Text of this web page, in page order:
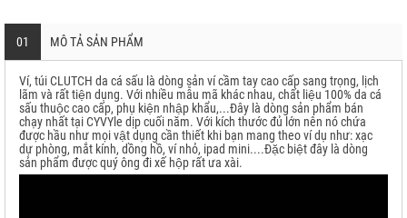
01 MÔ TẢ SẢN PHẨM
Ví, túi CLUTCH da cá sấu là dòng sản ví cầm tay cao cấp sang trọng, lịch
lãm và rất tiện dụng. Với nhiều mẫu mã khác nhau, chất liệu 100% da cá
sấu thuộc cao cấp, phụ kiện nhập khẩu,...Đây là dòng sản phẩm bán
chạy nhất tại CYVYle dịp cuối năm. Với kích thước đủ lớn nên nó chứa
được hầu như mọi vật dụng cần thiết khi bạn mang theo ví dụ như: xạc
dự phòng, mắt kính, dồng hồ, ví nhỏ, ipad mini....Đặc biệt đây là dòng
sản phẩm được quý ông đi xế hộp rất ưa xài.